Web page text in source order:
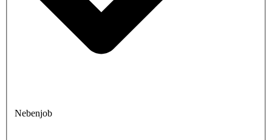
Nebenjob